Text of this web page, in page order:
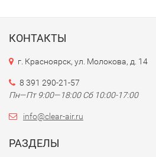
КОНТАКТЫ
г. Красноярск, ул. Молокова, д. 14
8 391 290-21-57
Пн—Пт 9:00—18:00 Сб 10:00-17:00
info@clear-air.ru
РАЗДЕЛЫ